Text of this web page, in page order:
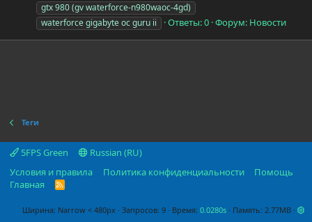
gtx 980 (gv waterforce-n980waoc-4gd)
waterforce gigabyte oc guru ii
Ответы: 0 Форум: Новости
Теги
5FPS Green
Russian (RU)
Условия и правила
Политика конфиденциальности
Помощь
Главная
R
Ширина Запросов 9 Время 0.0280s Память 2.77MB